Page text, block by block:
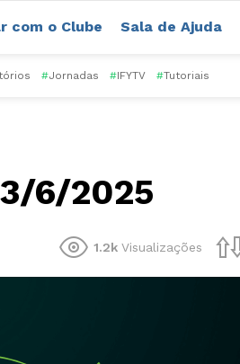
com o Clube Sala de Ajuda
#Jornadas #IFYTV #Tutoriais
6/2025
1.2k Visualizações